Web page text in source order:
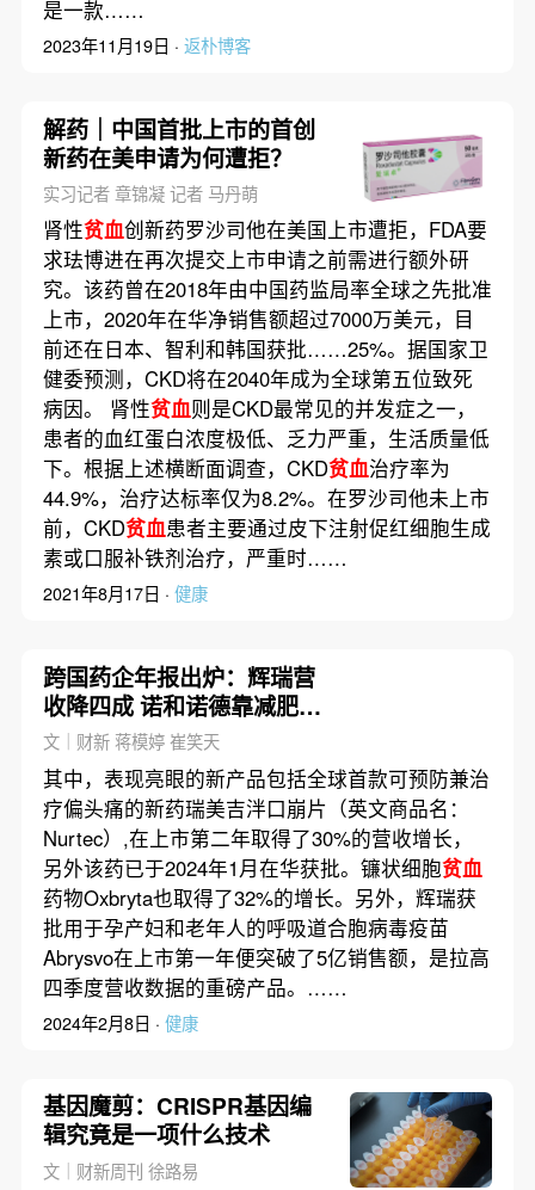
是一款……
2023年11月19日 · 返朴博客
解药｜中国首批上市的首创
新药在美申请为何遭拒？
实习记者 章锦凝 记者 马丹萌
肾性贫血创新药罗沙司他在美国上市遭拒，FDA要
求珐博进在再次提交上市申请之前需进行额外研
究。该药曾在2018年由中国药监局率全球之先批准
上市，2020年在华净销售额超过7000万美元，目
前还在日本、智利和韩国获批……25%。据国家卫
健委预测，CKD将在2040年成为全球第五位致死
病因。 肾性贫血则是CKD最常见的并发症之一，
患者的血红蛋白浓度极低、乏力严重，生活质量低
下。根据上述横断面调查，CKD贫血治疗率为
44.9%，治疗达标率仅为8.2%。在罗沙司他未上市
前，CKD贫血患者主要通过皮下注射促红细胞生成
素或口服补铁剂治疗，严重时……
2021年8月17日 · 健康
跨国药企年报出炉：辉瑞营
收降四成 诺和诺德靠减肥单
品跃升
文｜财新 蒋模婷 崔笑天
其中，表现亮眼的新产品包括全球首款可预防兼治
疗偏头痛的新药瑞美吉泮口崩片（英文商品名：
Nurtec）,在上市第二年取得了30%的营收增长，
另外该药已于2024年1月在华获批。镰状细胞贫血
药物Oxbryta也取得了32%的增长。另外，辉瑞获
批用于孕产妇和老年人的呼吸道合胞病毒疫苗
Abrysvo在上市第一年便突破了5亿销售额，是拉高
四季度营收数据的重磅产品。……
2024年2月8日 · 健康
基因魔剪：CRISPR基因编
辑究竟是一项什么技术
文｜财新周刊 徐路易